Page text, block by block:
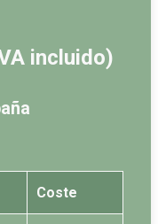
incluido)
Coste